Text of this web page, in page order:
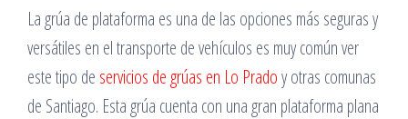
La grúa de plataforma es una de las opciones más seguras y
versátiles en el transporte de vehículos es muy común ver
este tipo de servicios de grúas en Lo Pradoy otras comunas
de Santiago. Esta grúa cuenta con una gran plataforma plana